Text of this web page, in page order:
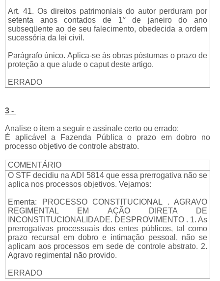
Art. 41. Os direitos patrimoniais do autor perduram por
setenta anos contados de 1° de janeiro do ano
subseqüente ao de seu falecimento, obedecida a ordem
sucessória da lei civil.
Parágrafo único. Aplica-se às obras póstumas o prazo de
proteção a que alude o caput deste artigo.
ERRADO
3 -
Analise o item a seguir e assinale certo ou errado:
É aplicável a Fazenda Pública o prazo em dobro no
processo objetivo de controle abstrato.
COMENTÁRIO
O STF decidiu na ADI 5814 que essa prerrogativa não se
aplica nos processos objetivos. Vejamos:
Ementa: PROCESSO CONSTITUCIONAL . AGRAVO
REGIMENTAL EM AÇÃO DIRETA DE
INCONSTITUCIONALIDADE. DESPROVIMENTO . 1. As
prerrogativas processuais dos entes públicos, tal como
prazo recursal em dobro e intimação pessoal, não se
aplicam aos processos em sede de controle abstrato. 2.
Agravo regimental não provido.
ERRADO